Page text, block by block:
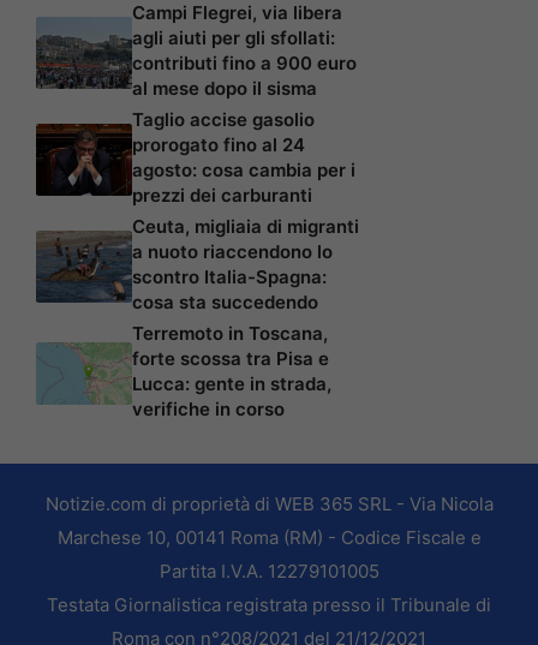
Campi Flegrei, via libera
agli aiuti per gli sfollati:
contributi fino a 900 euro
al mese dopo il sisma
Taglio accise gasolio
prorogato fino al 24
agosto: cosa cambia per i
prezzi dei carburanti
Ceuta, migliaia di migranti
a nuoto riaccendono lo
scontro Italia-Spagna:
cosa sta succedendo
Terremoto in Toscana,
forte scossa tra Pisa e
Lucca: gente in strada,
verifiche in corso
Notizie.com di proprietà di WEB 365 SRL - Via Nicola
Marchese 10, 00141 Roma (RM) - Codice Fiscale e
Partita I.V.A. 12279101005
Testata Giornalistica registrata presso il Tribunale di
Roma con n°208/2021 del 21/12/2021